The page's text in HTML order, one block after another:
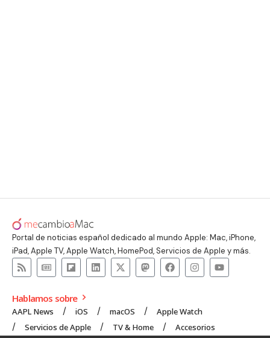
Portal de noticias español dedicado al mundo Apple: Mac, iPhone,
iPad, Apple TV, Apple Watch, HomePod, Servicios de Apple y más.
Hablamos sobre
AAPL News iOS macOS
Apple Watch
Servicios de Apple
TV & Home
Accesorios